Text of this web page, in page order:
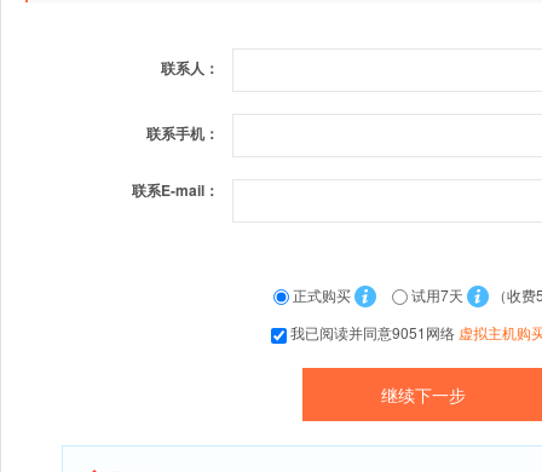
联系人：
联系手机：
联系E-mail：
正式购买 试用7天
（收费
我已阅读并同意9051网络 虚拟主机购